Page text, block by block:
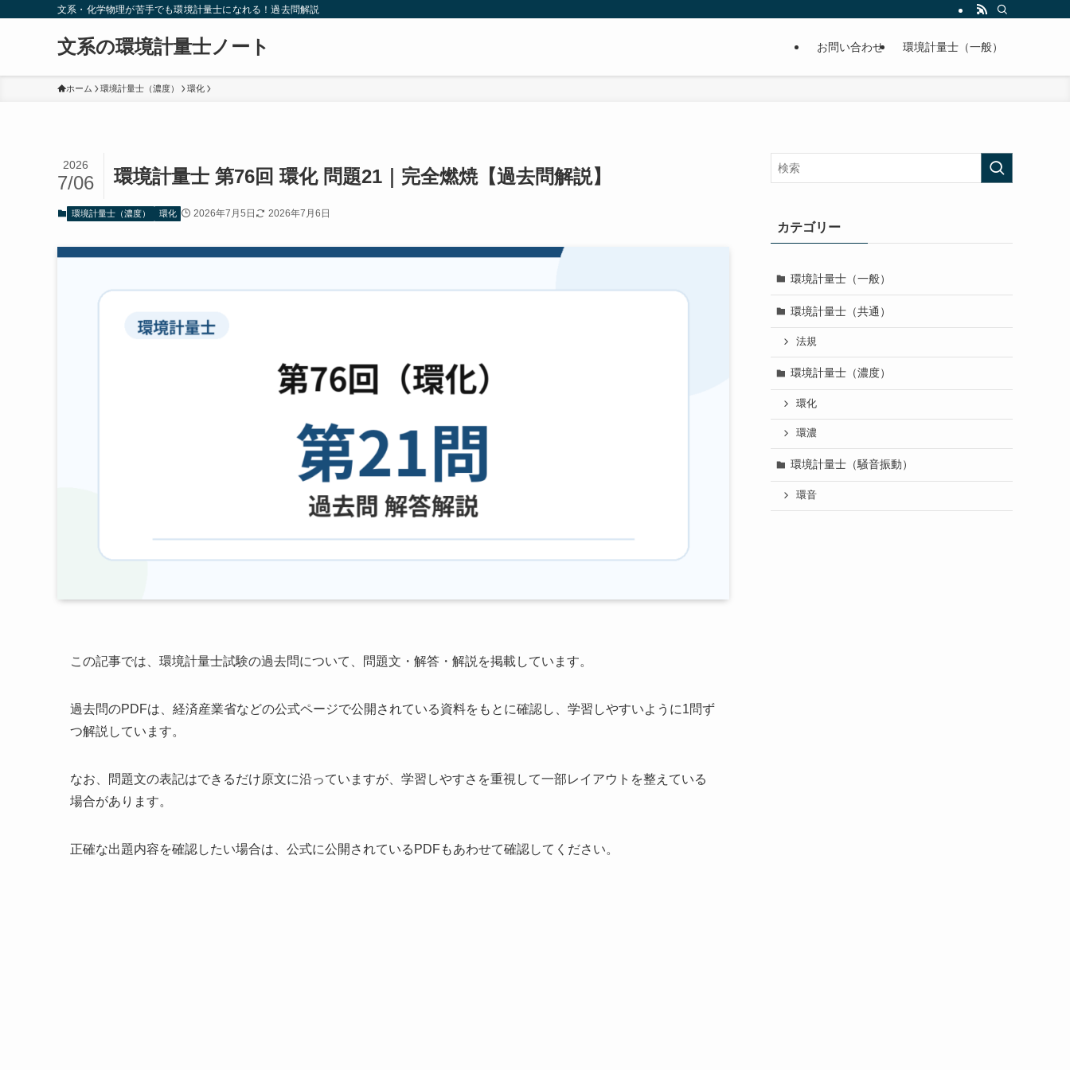
文系・化学物理が苦手でも環境計量士になれる！過去問解説
文系の環境計量士ノート お問い合わせ 環境計量士（一般）
ホーム 環境計量士（濃度） 環化
環境計量士 第76回 環化 問題21｜完全燃焼【過去問解説】
2026
7/06
環境計量士（濃度） 環化 2026年7月5日 2026年7月6日
この記事では、環境計量士試験の過去問について、問題文・解答・解説を掲載しています。
過去問のPDFは、経済産業省などの公式ページで公開されている資料をもとに確認し、学習しやすいように1問ず
つ解説しています。
なお、問題文の表記はできるだけ原文に沿っていますが、学習しやすさを重視して一部レイアウトを整えている
場合があります。
正確な出題内容を確認したい場合は、公式に公開されているPDFもあわせて確認してください。
カテゴリー
環境計量士（一般）
環境計量士（共通）
法規
環境計量士（濃度）
環化
環濃
環境計量士（騒音振動）
環音